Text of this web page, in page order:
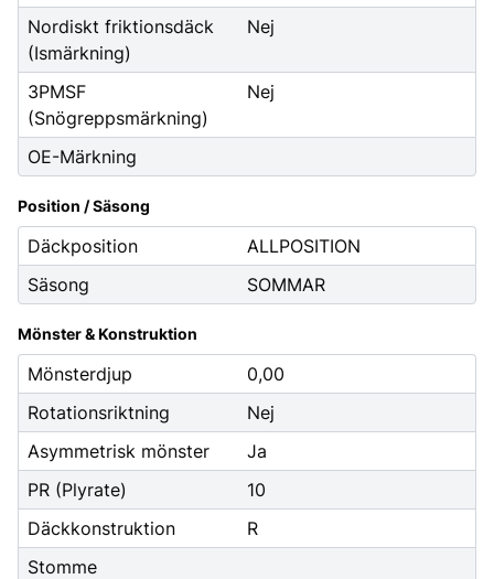
Nordiskt friktionsdäck
(Ismärkning)
Nej
3PMSF
(Snögreppsmärkning)
Nej
OE-Märkning
Position / Säsong
Däckposition
ALLPOSITION
Säsong
SOMMAR
Mönster & Konstruktion
Mönsterdjup
0,00
Rotationsriktning
Nej
Asymmetrisk mönster
Ja
PR (Plyrate)
10
Däckkonstruktion
R
Stomme